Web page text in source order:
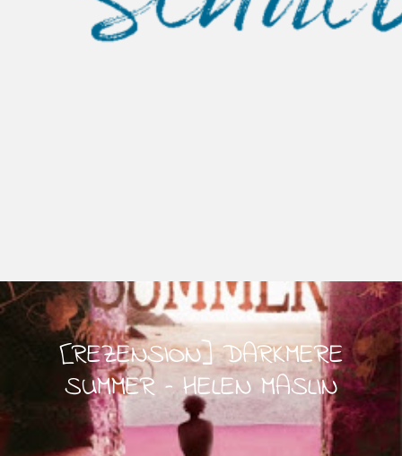
[REZENSION] DARKMERE
SUMMER – HELEN MASLIN